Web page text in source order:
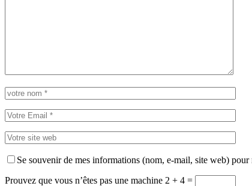
Se souvenir de mes informations (nom, e-mail, site web) pour
Prouvez que vous n’êtes pas une machine 2 + 4 =